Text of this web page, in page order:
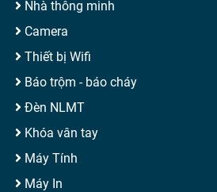
Nhà thông minh
Camera
Thiết bị Wifi
Báo trộm - báo cháy
Đèn NLMT
Khóa vân tay
Máy Tính
Máy In